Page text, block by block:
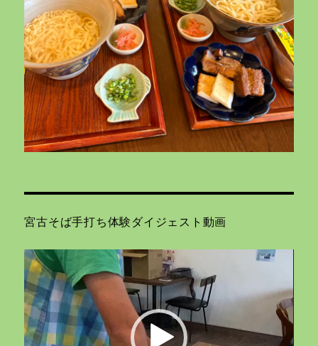
宮古そば手打ち体験ダイジェスト動画
動
画
プ
レ
ー